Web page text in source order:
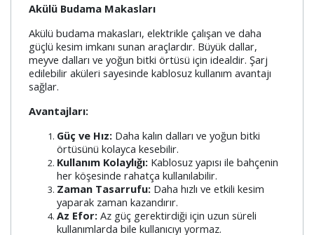
Akülü Budama Makasları
Akülü budama makasları, elektrikle çalışan ve daha
güçlü kesim imkanı sunan araçlardır. Büyük dallar,
meyve dalları ve yoğun bitki örtüsü için idealdir. Şarj
edilebilir aküleri sayesinde kablosuz kullanım avantajı
sağlar.
Avantajları:
Güç ve Hız: Daha kalın dalları ve yoğun bitki
örtüsünü kolayca kesebilir.
Kullanım Kolaylığı: Kablosuz yapısı ile bahçenin
her köşesinde rahatça kullanılabilir.
Zaman Tasarrufu: Daha hızlı ve etkili kesim
yaparak zaman kazandırır.
Az Efor: Az güç gerektirdiği için uzun süreli
kullanımlarda bile kullanıcıyı yormaz.